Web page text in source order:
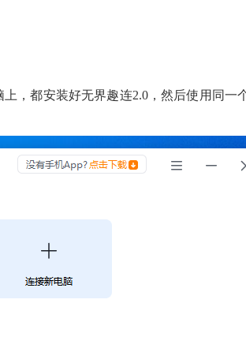
，都安装好无界趣连2.0，然后使用同